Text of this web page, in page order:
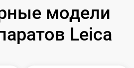
модели
Leica